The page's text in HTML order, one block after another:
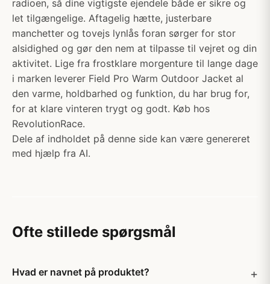
radioen, så dine vigtigste ejendele både er sikre og
let tilgængelige. Aftagelig hætte, justerbare
manchetter og tovejs lynlås foran sørger for stor
alsidighed og gør den nem at tilpasse til vejret og din
aktivitet. Lige fra frostklare morgenture til lange dage
i marken leverer Field Pro Warm Outdoor Jacket al
den varme, holdbarhed og funktion, du har brug for,
for at klare vinteren trygt og godt. Køb hos
RevolutionRace.
Dele af indholdet på denne side kan være genereret
med hjælp fra AI.
Ofte stillede spørgsmål
Hvad er navnet på produktet?